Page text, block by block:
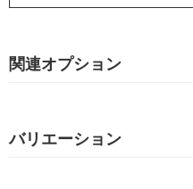
関連オプション
バリエーション